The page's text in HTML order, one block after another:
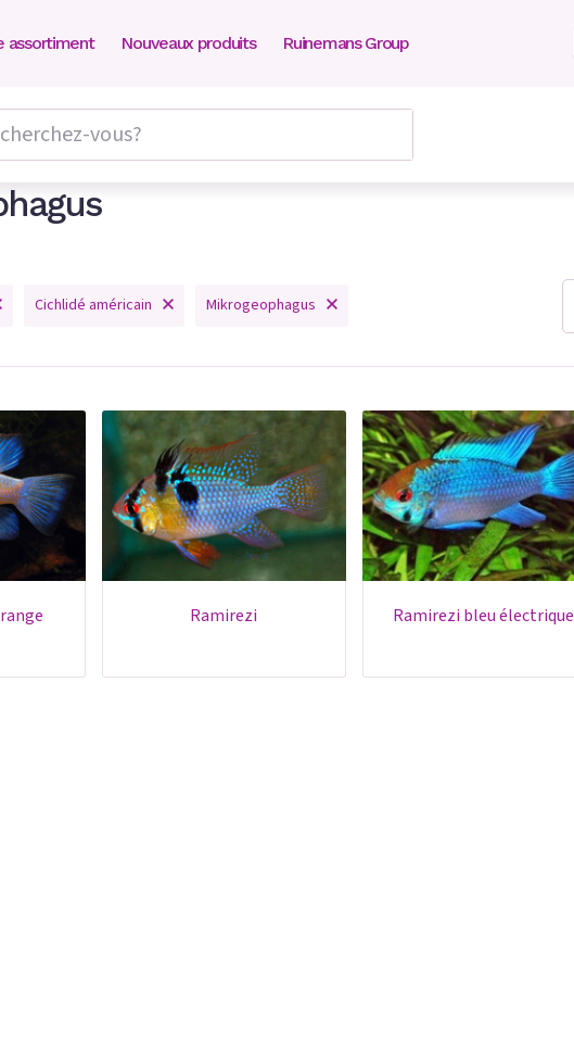
assortiment Nouveaux produits Ruinemans Group
Cichlidé américain Mikrogeophagus
ramirezi ramirezi bleu électrique